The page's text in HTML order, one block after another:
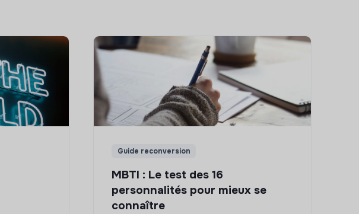
Guide reconversion
MBTI : Le test des 16
personnalités pour mieux se
connaître